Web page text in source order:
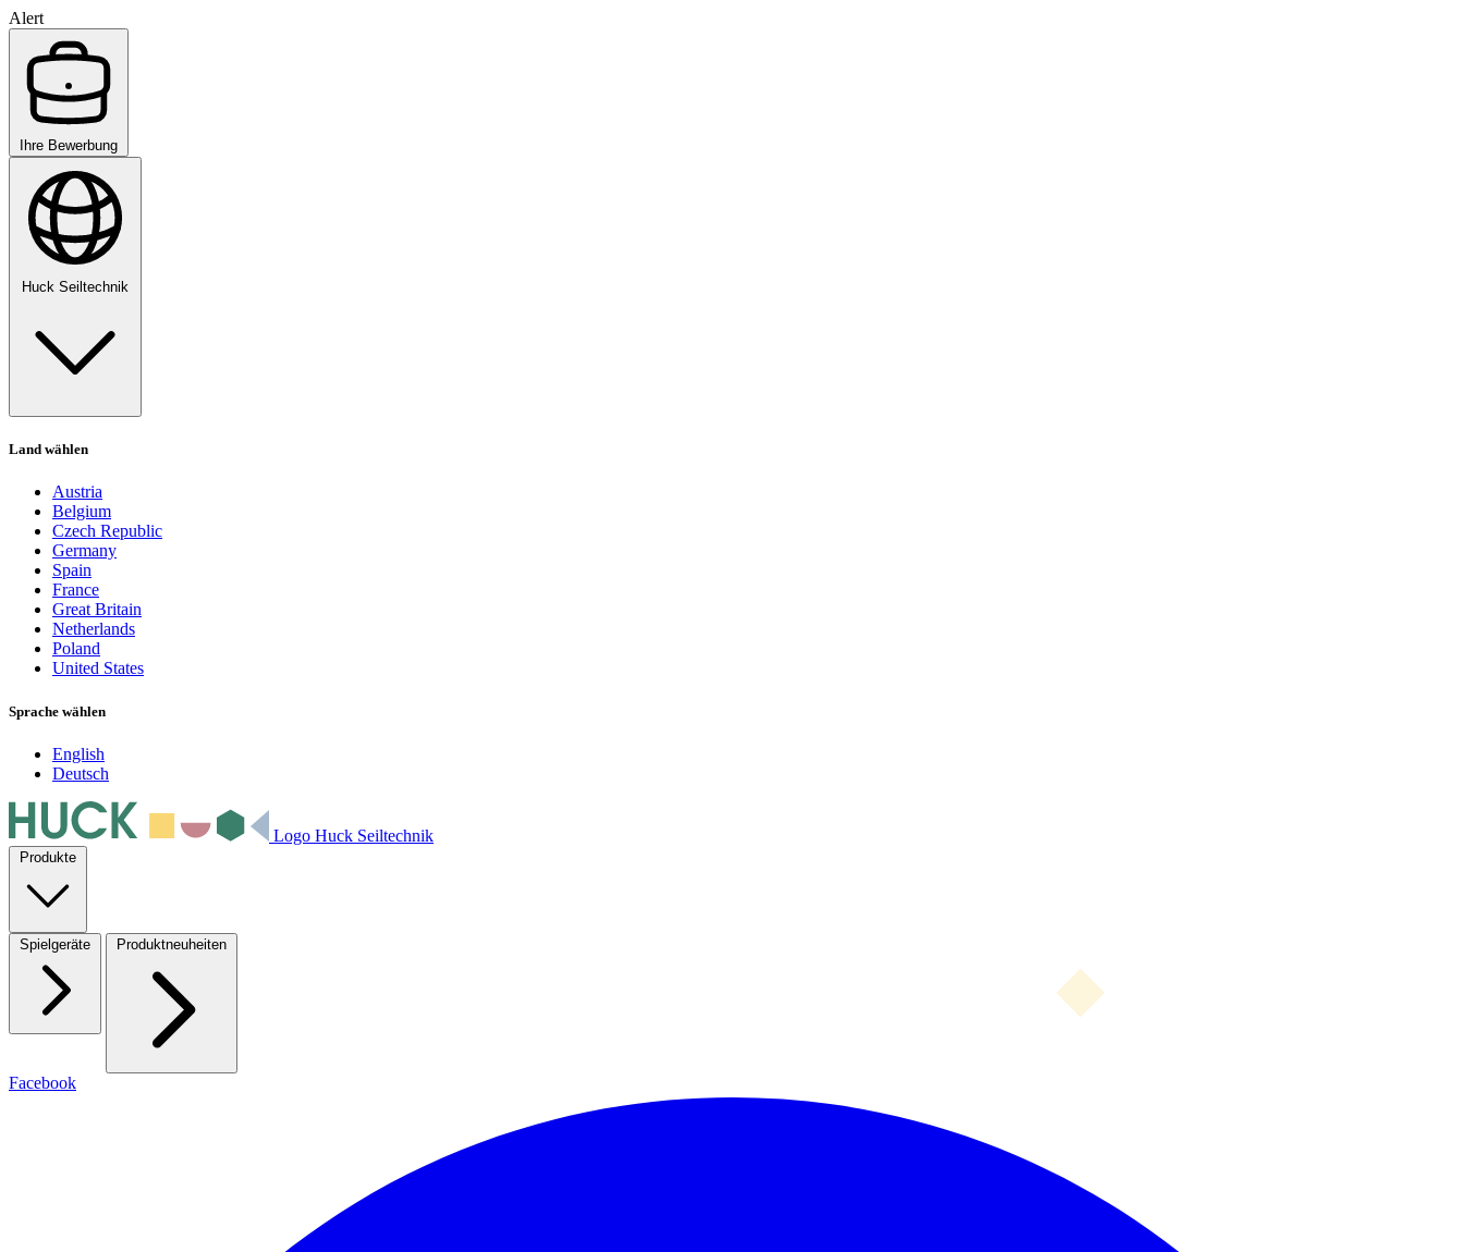
Alert
Ihre Bewerbung
Huck Seiltechnik
Land wählen
Austria
Belgium
Czech Republic
Germany
Spain
France
Great Britain
Netherlands
Poland
United States
Sprache wählen
English
Deutsch
Logo Huck Seiltechnik
Produkte
Spielgeräte Produktneuheiten
Facebook